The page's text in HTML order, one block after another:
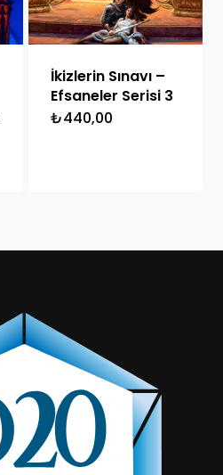
İkizlerin Sınavı –
Efsaneler Serisi 3
₺440,00